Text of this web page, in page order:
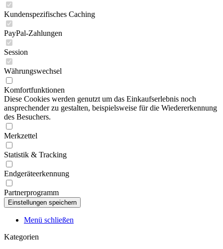
Kundenspezifisches Caching
PayPal-Zahlungen
Session
Währungswechsel
Komfortfunktionen
Diese Cookies werden genutzt um das Einkaufserlebnis noch
ansprechender zu gestalten, beispielsweise für die Wiedererkennung
des Besuchers.
Merkzettel
Statistik & Tracking
Endgeräteerkennung
Partnerprogramm
Menü schließen
Kategorien